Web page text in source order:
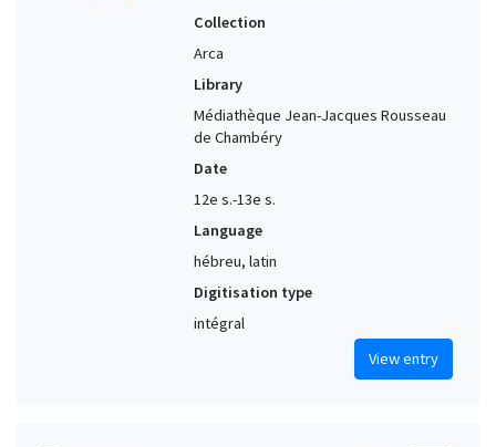
Collection
Arca
Library
Médiathèque Jean-Jacques Rousseau
de Chambéry
Date
12e s.-13e s.
Language
hébreu, latin
Digitisation type
intégral
View entry